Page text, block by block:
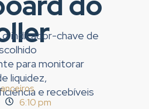
indicador-chave de
para monitorar
liquidez,
e recebíveis
6:10 pm